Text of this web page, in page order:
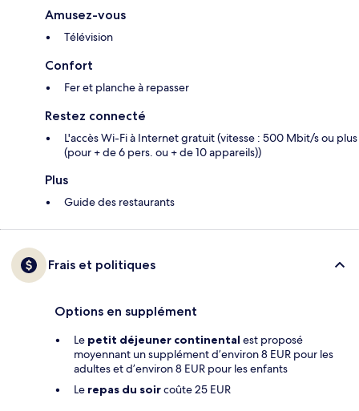
Amusez-vous
Télévision
Confort
Fer et planche à repasser
Restez connecté
L'accès Wi-Fi à Internet gratuit (vitesse : 500 Mbit/s ou plus
(pour + de 6 pers. ou + de 10 appareils))
Plus
Guide des restaurants
Frais et politiques
Options en supplément
Le petit déjeuner continental est proposé
moyennant un supplément d’environ 8 EUR pour les
adultes et d’environ 8 EUR pour les enfants
Le repas du soircoûte 25 EUR